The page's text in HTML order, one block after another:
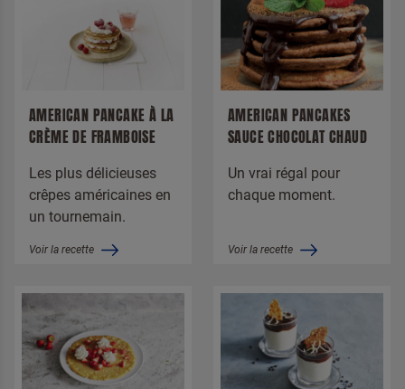
AMERICAN PANCAKE À LA
CRÈME DE FRAMBOISE
Les plus délicieuses
crêpes américaines en
un tournemain.
Voir la recette
AMERICAN PANCAKES
SAUCE CHOCOLAT CHAUD
Un vrai régal pour
chaque moment.
Voir la recette